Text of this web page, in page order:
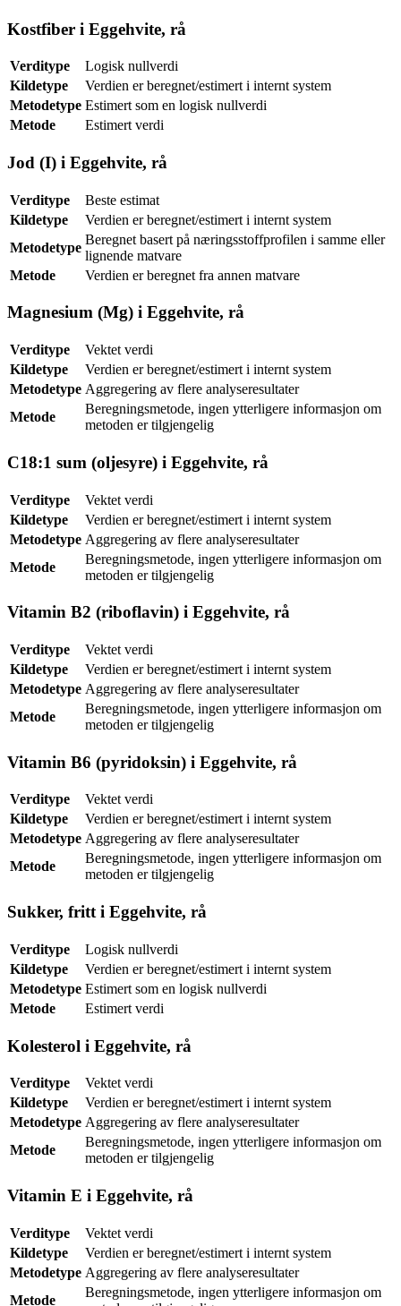
Kostfiber i Eggehvite, rå
Verditype
Logisk nullverdi
Kildetype
Verdien er beregnet/estimert i internt system
Metodetype Estimert som en logisk nullverdi
Metode
Estimert verdi
Jod (I) i Eggehvite, rå
Verditype
Beste estimat
Kildetype
Verdien er beregnet/estimert i internt system
Metodetype
Beregnet basert på næringsstoffprofilen i samme eller
lignende matvare
Metode
Verdien er beregnet fra annen matvare
Magnesium (Mg) i Eggehvite, rå
Verditype
Vektet verdi
Kildetype
Verdien er beregnet/estimert i internt system
Metodetype Aggregering av flere analyseresultater
Metode
Beregningsmetode, ingen ytterligere informasjon om
metoden er tilgjengelig
C18:1 sum (oljesyre) i Eggehvite, rå
Verditype
Vektet verdi
Kildetype
Verdien er beregnet/estimert i internt system
Metodetype Aggregering av flere analyseresultater
Metode
Beregningsmetode, ingen ytterligere informasjon om
metoden er tilgjengelig
Vitamin B2 (riboflavin) i Eggehvite, rå
Verditype
Vektet verdi
Kildetype
Verdien er beregnet/estimert i internt system
Metodetype Aggregering av flere analyseresultater
Metode
Beregningsmetode, ingen ytterligere informasjon om
metoden er tilgjengelig
Vitamin B6 (pyridoksin) i Eggehvite, rå
Verditype
Vektet verdi
Kildetype
Verdien er beregnet/estimert i internt system
Metodetype Aggregering av flere analyseresultater
Metode
Beregningsmetode, ingen ytterligere informasjon om
metoden er tilgjengelig
Sukker, fritt i Eggehvite, rå
Verditype
Logisk nullverdi
Kildetype
Verdien er beregnet/estimert i internt system
Metodetype Estimert som en logisk nullverdi
Metode
Estimert verdi
Kolesterol i Eggehvite, rå
Verditype
Vektet verdi
Kildetype
Verdien er beregnet/estimert i internt system
Metodetype Aggregering av flere analyseresultater
Metode
Beregningsmetode, ingen ytterligere informasjon om
metoden er tilgjengelig
Vitamin E i Eggehvite, rå
Verditype
Vektet verdi
Kildetype
Verdien er beregnet/estimert i internt system
Metodetype Aggregering av flere analyseresultater
Metode
Beregningsmetode, ingen ytterligere informasjon om